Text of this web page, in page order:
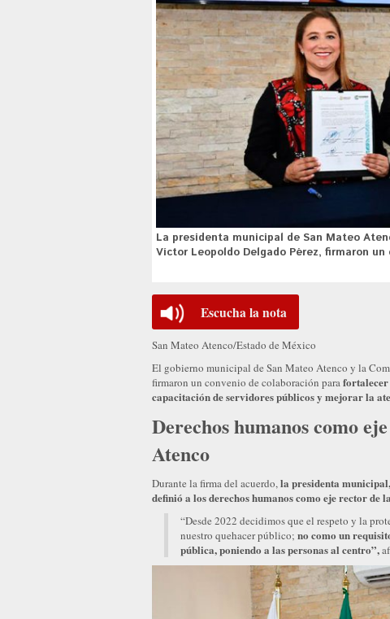
La presidenta municipal de San Mateo
Víctor Leopoldo Delgado Pérez, firmaron
Escucha la nota
San Mateo Atenco/Estado de México
El gobierno municipal de San Mateo Atenco y la
firmaron un convenio de colaboración parafortalecer
capacitación de servidores públicos y mejorar la
Derechos humanos como
Atenco
Durante la firma del acuerdo,la presidenta
definió a los derechos humanos como eje rector de
“Desde 2022 decidimos que el respeto y la
nuestro quehacer público; no como un
pública, poniendo a las personas al centro”,